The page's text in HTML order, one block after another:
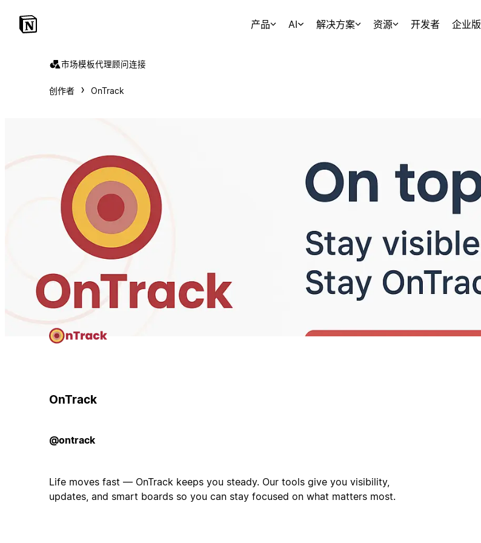
产品 AI 解决方案 资源 开发者 企业版
市场模板代理顾问连接
创作者 OnTrack
OnTrack
@ontrack
Life moves fast — OnTrack keeps you steady. Our tools give you visibility,
updates, and smart boards so you can stay focused on what matters most.